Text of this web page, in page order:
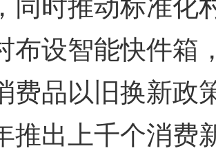
布设智能快件箱
费品以旧换新政
推出上千个消费